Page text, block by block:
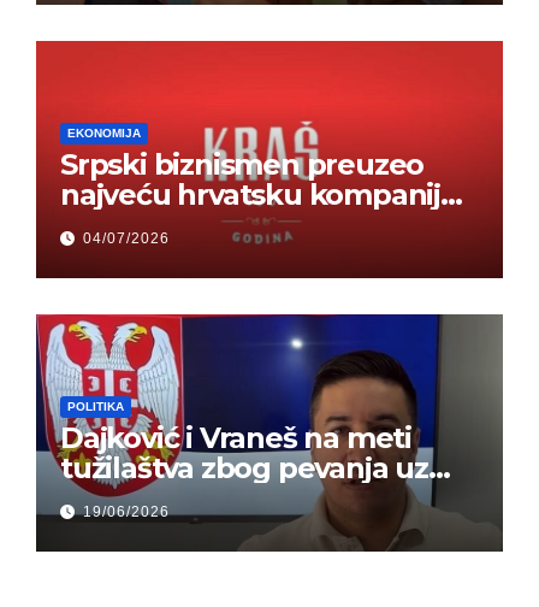
EKONOMIJA
Srpski biznismen preuzeo
najveću hrvatsku kompaniju i
ponos zemlje – Hrvati ne
mogu da veruju
04/07/2026
POLITIKA
Dajković i Vraneš na meti
tužilaštva zbog pevanja uz
gusle
19/06/2026